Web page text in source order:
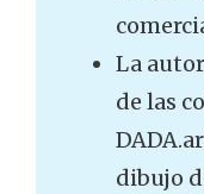
La
de las
dibujo